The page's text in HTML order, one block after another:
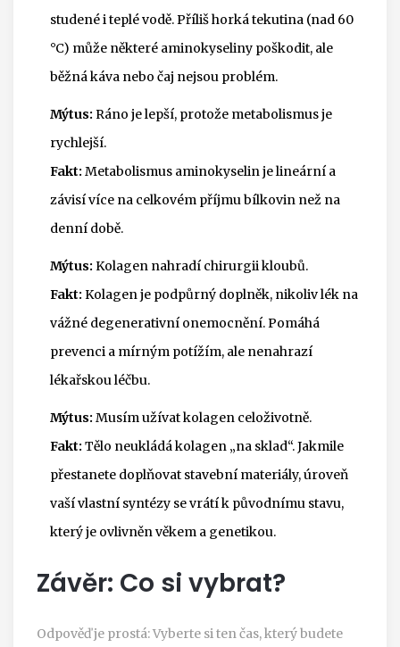
studené i teplé vodě. Příliš horká tekutina (nad 60
°C) může některé aminokyseliny poškodit, ale
běžná káva nebo čaj nejsou problém.
Mýtus: Ráno je lepší, protože metabolismus je
rychlejší.
Fakt: Metabolismus aminokyselin je lineární a
závisí více na celkovém příjmu bílkovin než na
denní době.
Mýtus: Kolagen nahradí chirurgii kloubů.
Fakt: Kolagen je podpůrný doplněk, nikoliv lék na
vážné degenerativní onemocnění. Pomáhá
prevenci a mírným potížím, ale nenahrazí
lékařskou léčbu.
Mýtus: Musím užívat kolagen celoživotně.
Fakt: Tělo neukládá kolagen „na sklad“. Jakmile
přestanete doplňovat stavební materiály, úroveň
vaší vlastní syntézy se vrátí k původnímu stavu,
který je ovlivněn věkem a genetikou.
Závěr: Co si vybrat?
Odpověď je prostá: Vyberte si ten čas, který budete